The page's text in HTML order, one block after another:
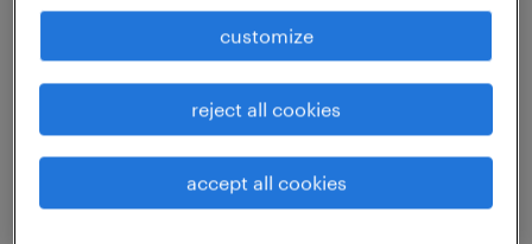
Sei appassionato nel prenderti cura dei
clienti? Questa è l’opportunità che fa per te!
Randstad Italia, divisione Delivery Center
Permanent, in partnership con Agenti
customize
reject all cookies
accept all cookies